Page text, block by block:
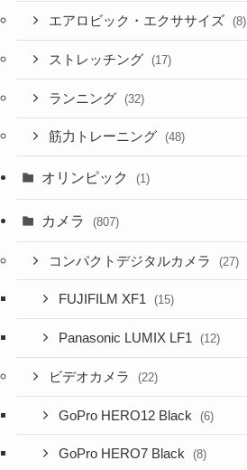
エアロビック・エクササイズ (8)
ストレッチング (17)
ランニング (32)
筋力トレーニング (48)
オリンピック (1)
カメラ (807)
コンパクトデジタルカメラ (27)
FUJIFILM XF1 (15)
Panasonic LUMIX LF1 (12)
ビデオカメラ (22)
GoPro HERO12 Black (6)
GoPro HERO7 Black (8)